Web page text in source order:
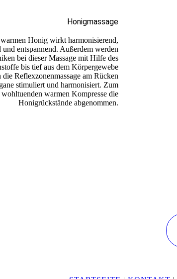
Honigmassage
Honig wirkt harmonisierend,
entspannend. Außerdem werden
bei dieser Massage mit Hilfe des
bis tief aus dem Körpergewebe
Reflexzonenmassage am Rücken
stimuliert und harmonisiert. Zum
warmen Kompresse die
Honigrückstände abgenommen.